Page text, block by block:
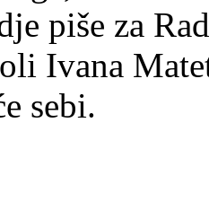
piše za
Ivana
sebi.